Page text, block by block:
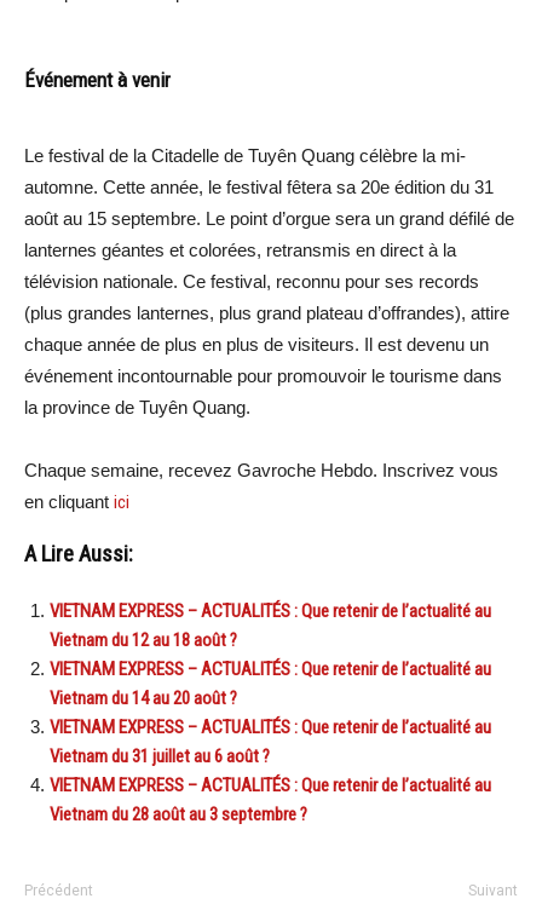
Événement à venir
Le festival de la Citadelle de Tuyên Quang célèbre la mi-
automne. Cette année, le festival fêtera sa 20e édition du 31
août au 15 septembre. Le point d’orgue sera un grand défilé de
lanternes géantes et colorées, retransmis en direct à la
télévision nationale. Ce festival, reconnu pour ses records
(plus grandes lanternes, plus grand plateau d’offrandes), attire
chaque année de plus en plus de visiteurs. Il est devenu un
événement incontournable pour promouvoir le tourisme dans
la province de Tuyên Quang.
Chaque semaine, recevez Gavroche Hebdo. Inscrivez vous
en cliquant ici
A Lire Aussi:
VIETNAM EXPRESS – ACTUALITÉS : Que retenir de l’actualité au
Vietnam du 12 au 18 août ?
VIETNAM EXPRESS – ACTUALITÉS : Que retenir de l’actualité au
Vietnam du 14 au 20 août ?
VIETNAM EXPRESS – ACTUALITÉS : Que retenir de l’actualité au
Vietnam du 31 juillet au 6 août ?
VIETNAM EXPRESS – ACTUALITÉS : Que retenir de l’actualité au
Vietnam du 28 août au 3 septembre ?
Précédent Suivant